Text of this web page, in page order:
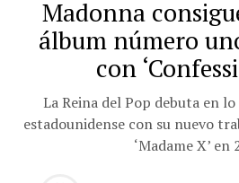
Madonna
álbum número
con
La Reina del Pop debuta en
estadounidense con su nuevo
‘Madame X’ en